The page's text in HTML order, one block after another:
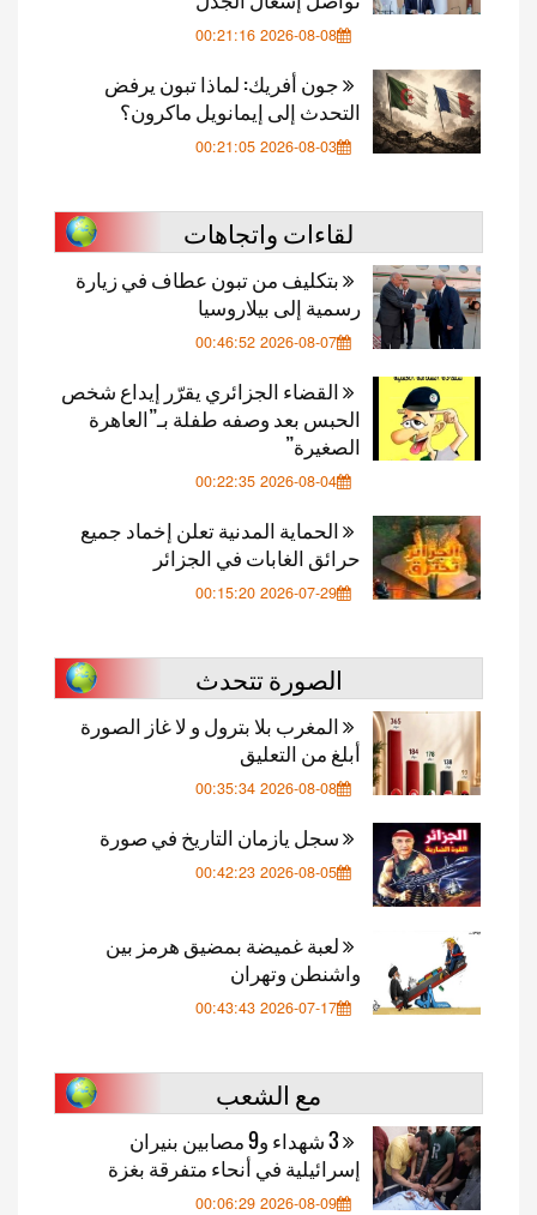
2026-08-08 00:21:16
جون أفريك: لماذا تبون يرفض
التحدث إلى إيمانويل ماكرون؟
2026-08-03 00:21:05
لقاءات واتجاهات
بتكليف من تبون عطاف في زيارة
رسمية إلى بيلاروسيا
2026-08-07 00:46:52
القضاء الجزائري يقرّر إيداع شخص
الحبس بعد وصفه طفلة بـ”العاهرة
الصغيرة”
2026-08-04 00:22:35
الحماية المدنية تعلن إخماد جميع
حرائق الغابات في الجزائر
2026-07-29 00:15:20
الصورة تتحدث
المغرب بلا بترول و لا غاز الصورة
أبلغ من التعليق
2026-08-08 00:35:34
سجل يازمان التاريخ في صورة
2026-08-05 00:42:23
لعبة غميضة بمضيق هرمز بين
واشنطن وتهران
2026-07-17 00:43:43
مع الشعب
3 شهداء و9 مصابين بنيران
إسرائيلية في أنحاء متفرقة بغزة
2026-08-09 00:06:29